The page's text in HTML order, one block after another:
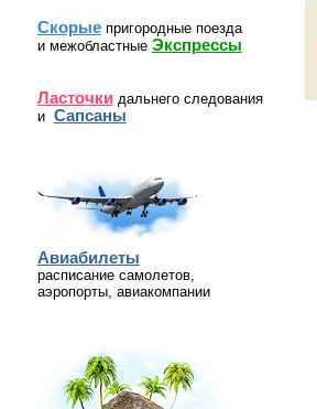
Скорые пригородные поезда
и межобластные Экспрессы
Ласточкидальнего следования
и Сапсаны
Авиабилеты
расписание самолетов,
аэропорты, авиакомпании